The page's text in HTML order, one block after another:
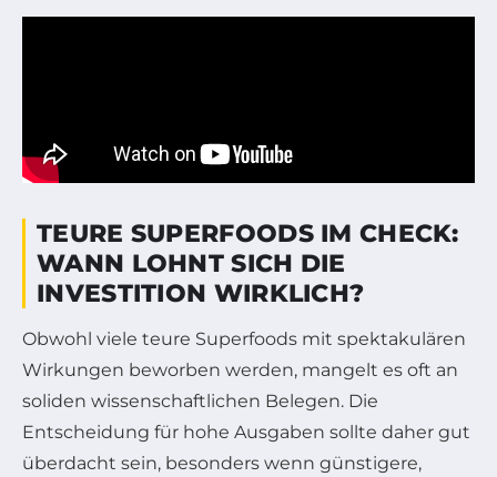
TEURE SUPERFOODS IM CHECK:
WANN LOHNT SICH DIE
INVESTITION WIRKLICH?
Obwohl viele teure Superfoods mit spektakulären
Wirkungen beworben werden, mangelt es oft an
soliden wissenschaftlichen Belegen. Die
Entscheidung für hohe Ausgaben sollte daher gut
überdacht sein, besonders wenn günstigere,